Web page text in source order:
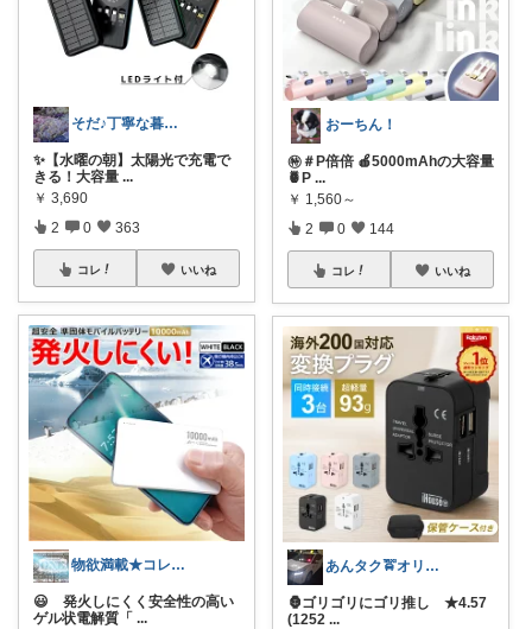
そだ♪丁寧な暮らしに憧れるズボラ主婦
​✨【水曜の朝】太陽光で充電で
きる！大容量 ...
￥ 3,690
2 0 363
コレ いいね
物欲満載★コレクションは商品分類別です★
😃 発火しにくく安全性の高い
ゲル状電解質「 ...
おーちん！
㊕＃P倍倍 🍎5000mAhの大容量
🍍P ...
￥ 1,560～
2 0 144
コレ いいね
あんタク🚖オリ写卒業🥸C✋
🦍ゴリゴリにゴリ推し ★4.57
(1252 ...